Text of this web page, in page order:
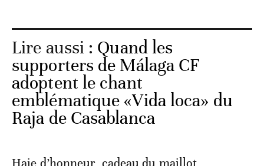
Lire aussi : Quand les
supporters de Málaga CF
adoptent le chant
emblématique «Vida loca» du
Raja de Casablanca
Haie d’honneur, cadeau du maillot